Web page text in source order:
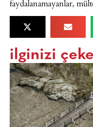
faydalanamayanlar,
ilginizi